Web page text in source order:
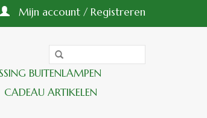
Mijn account / Registreren
BUITENLAMPEN
CADEAU ARTIKELEN